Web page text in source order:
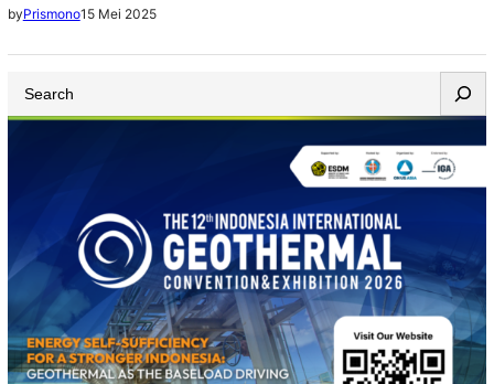
tersebut
byPrismono15 Mei 2025
e